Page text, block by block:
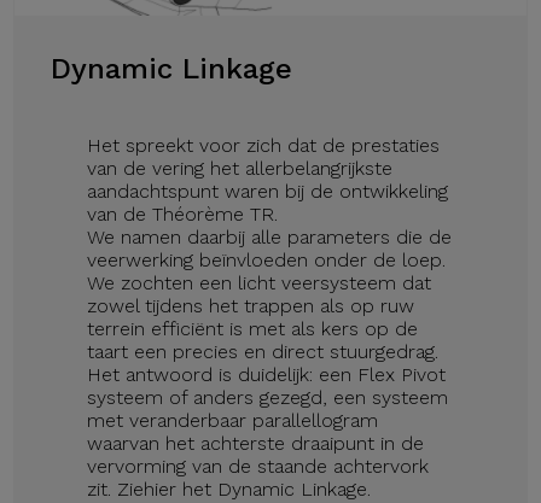
Dynamic Linkage
Het spreekt voor zich dat de prestaties
van de vering het allerbelangrijkste
aandachtspunt waren bij de ontwikkeling
van de Théorème TR.
We namen daarbij alle parameters die de
veerwerking beïnvloeden onder de loep.
We zochten een licht veersysteem dat
zowel tijdens het trappen als op ruw
terrein efficiënt is met als kers op de
taart een precies en direct stuurgedrag.
Het antwoord is duidelijk: een Flex Pivot
systeem of anders gezegd, een systeem
met veranderbaar parallellogram
waarvan het achterste draaipunt in de
vervorming van de staande achtervork
zit. Ziehier het Dynamic Linkage.